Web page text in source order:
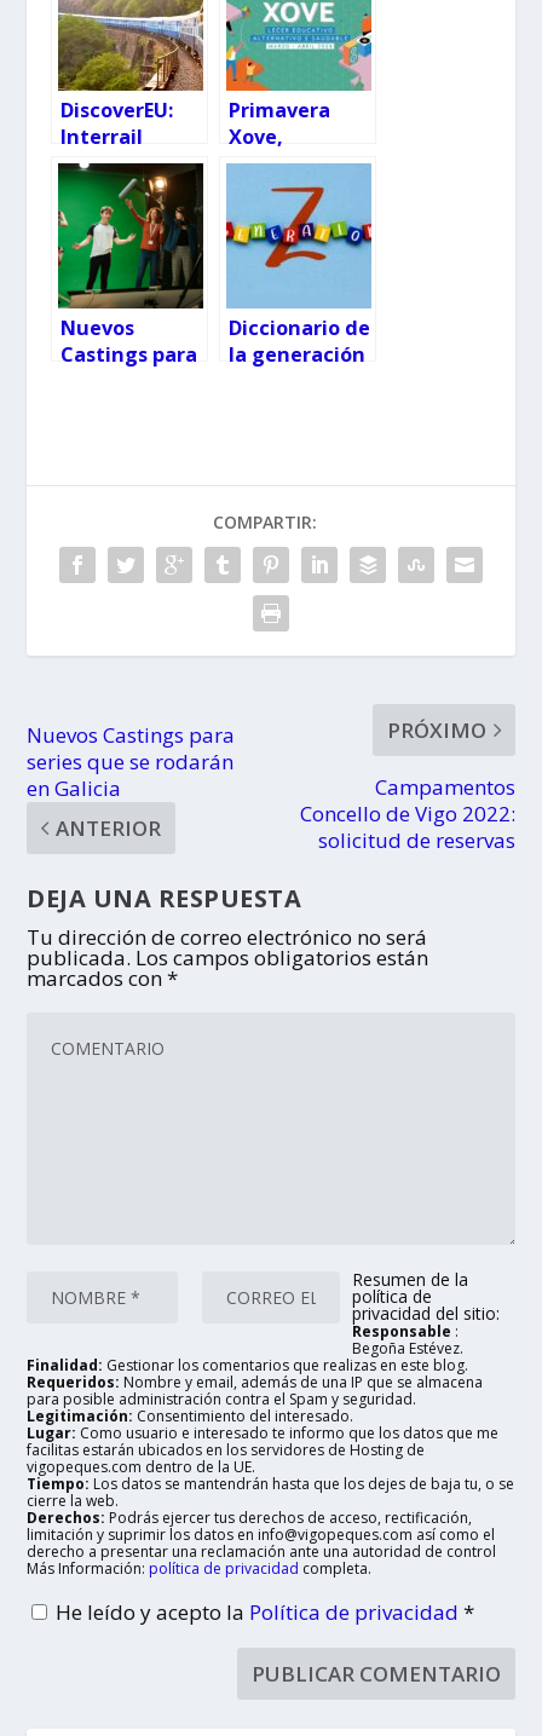
DiscoverEU:
Interrail
gratis para
jóvenes
europeos
Primavera
Xove,
campamentos
y actividades
gratuitas para
jóvenes
gallegos
Nuevos
Castings para
Diccionario de
la generación
COMPARTIR:
Nuevos Castings para
series que se rodarán
en Galicia
ANTERIOR
PRÓXIMO
Campamentos
Concello de Vigo 2022:
solicitud de reservas
DEJA UNA RESPUESTA
Tu dirección de correo electrónico no será
publicada. Los campos obligatorios están
marcados con*
Resumen de la
política de
privacidad del sitio:
Responsable :
Begoña Estévez.
Finalidad: Gestionar los comentarios que realizas en este blog.
Requeridos: Nombre y email, además de una IP que se almacena
para posible administración contra el Spam y seguridad.
Legitimación: Consentimiento del interesado.
Lugar: Como usuario e interesado te informo que los datos que me
facilitas estarán ubicados en los servidores de Hosting de
vigopeques.com dentro de la UE.
Tiempo: Los datos se mantendrán hasta que los dejes de baja tu, o se
cierre la web.
Derechos: Podrás ejercer tus derechos de acceso, rectificación,
limitación y suprimir los datos en info@vigopeques.com así como el
derecho a presentar una reclamación ante una autoridad de control
Más Información: política de privacidad completa.
He leído y acepto la Política de privacidad*